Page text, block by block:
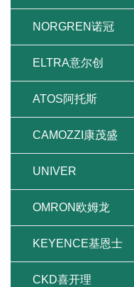
NORGREN诺冠
ELTRA意尔创
ATOS阿托斯
CAMOZZI康茂盛
UNIVER
OMRON欧姆龙
KEYENCE基恩士
CKD喜开理